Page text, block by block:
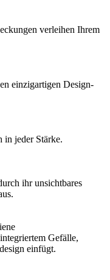
verleihen Ihrem
einzigartigen Design-
in jeder Stärke.
ihr unsichtbares
Gefälle,
einfügt.